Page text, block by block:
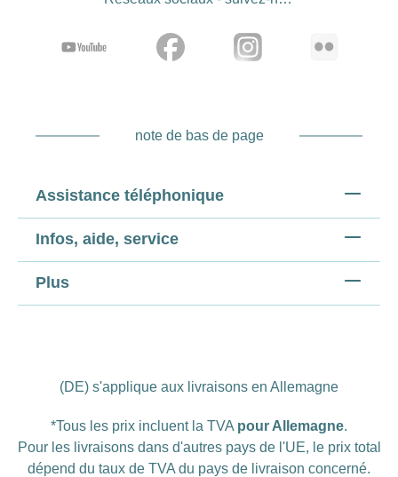
note de bas de page
Assistance téléphonique
Infos, aide, service
Plus
(DE) s'applique aux livraisons en Allemagne
*Tous les prix incluent la TVA pour Allemagne.
Pour les livraisons dans d'autres pays de l'UE, le prix total
dépend du taux de TVA du pays de livraison concerné.